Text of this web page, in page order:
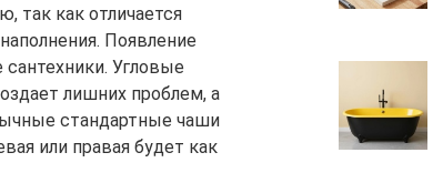
так как отличается
Появление
Угловые
лишних проблем, а
стандартные чаши
или правая будет как